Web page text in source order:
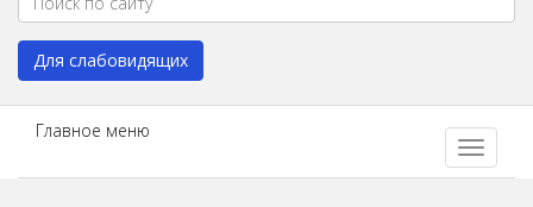
Для слабовидящих
Главное меню